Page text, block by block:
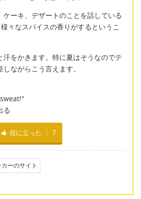
ケーキ、デザートのことを話している
々なスパイスの香りがするというこ
汗をかきます。特に夏はそうなのでテ
ながらこう言えます。
る
役に立った 7
ーのサイト